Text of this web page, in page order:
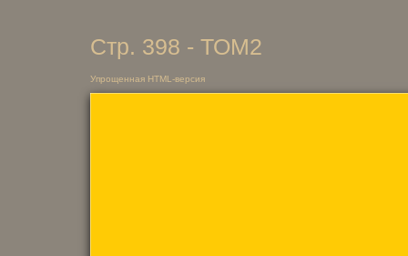
Стр. 398 - ТОМ2
Упрощенная HTML-версия